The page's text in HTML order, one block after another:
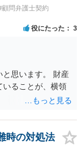
顧問弁護士契約
役にたった 3
思います。 財産
いることが、横領
時の対処法